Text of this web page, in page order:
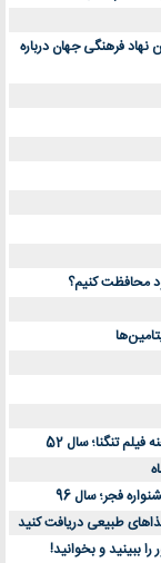
نهاد فرهنگی جهان درباره
تنگنا؛ سال 52
فجر؛ سال 96